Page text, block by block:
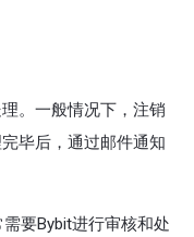
。一般情况下，注销
毕后，通过邮件通知
要Bybit进行审核和处